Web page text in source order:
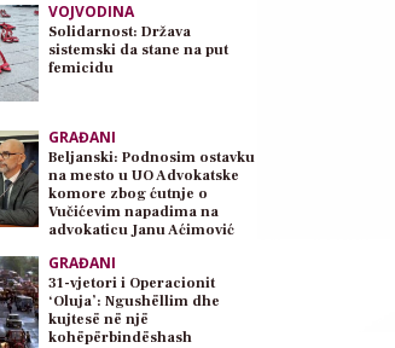
VOJVODINA
Solidarnost: Država
sistemski da stane na put
femicidu
GRAĐANI
Beljanski: Podnosim ostavku
na mesto u UO Advokatske
komore zbog ćutnje o
Vučićevim napadima na
advokaticu Janu Aćimović
GRAĐANI
31-vjetori i Operacionit
‘Oluja’: Ngushëllim dhe
kujtesë në një
kohëpërbindëshash